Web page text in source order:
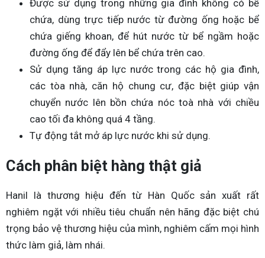
Được sử dụng trong những gia đình không có bể
chứa, dùng trực tiếp nước từ đường ống hoặc bể
chứa giếng khoan, để hút nước từ bể ngầm hoặc
đường ống để đẩy lên bể chứa trên cao.
Sử dụng tăng áp lực nước trong các hộ gia đình,
các tòa nhà, căn hộ chung cư, đặc biệt giúp vận
chuyển nước lên bồn chứa nóc toà nhà với chiều
cao tối đa không quá 4 tầng.
Tự động tắt mở áp lực nước khi sử dụng.
Cách phân biệt hàng thật giả
Hanil là thương hiệu đến từ Hàn Quốc sản xuất rất
nghiêm ngặt với nhiều tiêu chuẩn nên hãng đặc biệt chú
trọng bảo vệ thương hiệu của mình, nghiêm cấm mọi hình
thức làm giả, làm nhái.